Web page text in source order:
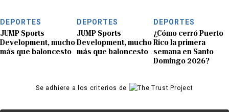
DEPORTES
JUMP Sports
Development, mucho
más que baloncesto
DEPORTES
JUMP Sports
Development, mucho
más que baloncesto
DEPORTES
¿Cómo cerró Puerto
Rico la primera
semana en Santo
Domingo 2026?
Se adhiere a los criterios de